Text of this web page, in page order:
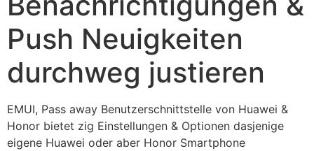
Push Neuigkeiten
durchweg justieren
EMUI, Pass away Benutzerschnittstelle von Huawei &
Honor bietet zig Einstellungen & Optionen dasjenige
eigene Huawei oder aber Honor Smartphone